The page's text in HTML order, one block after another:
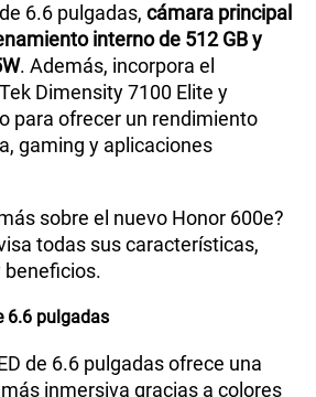
6.6 pulgadas, cámara principal
interno de 512 GB y
. Además, incorpora el
Dimensity 7100 Elite y
para ofrecer un rendimiento
gaming y aplicaciones
sobre el nuevo Honor 600e?
todas sus características,
beneficios.
6.6 pulgadas
de 6.6 pulgadas ofrece una
inmersiva gracias a colores